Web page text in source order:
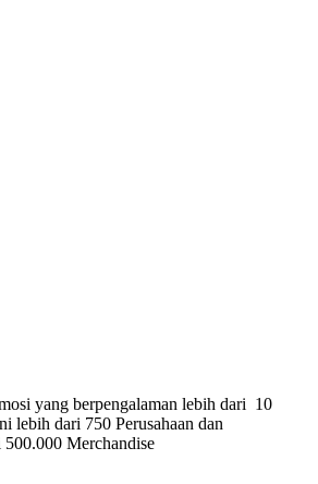
yang berpengalaman lebih dari 10
lebih dari 750 Perusahaan dan
Merchandise